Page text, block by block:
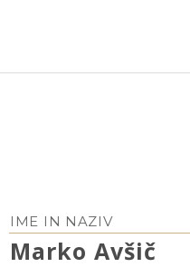
IME IN NAZIV
Marko Avšič